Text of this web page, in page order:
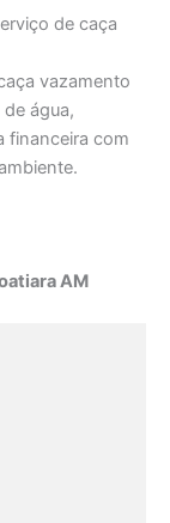
de caça
vazamento
água,
financeira com
AM